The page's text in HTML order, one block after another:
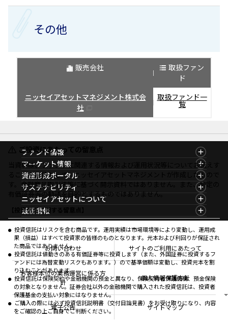
その他
販売会社
取扱ファン
ド
ニッセイアセットマネジメント株式会
社
取扱ファンド一
覧
ご投資にあたっての留意点
当資料は、ファンドに関連する情報および運用状況等についてお伝えす
ることを目的として、ニッセイアセットマネジメントが作成したもので
す。金融商品取引法等に基づく開示資料ではありません。また、特定の
有価証券等の勧誘を目的とするものではありません。
【投資信託に関する留意点】
投資信託はリスクを含む商品です。運用実績は市場環境等により変動し、運用成
果（損益）はすべて投資家の皆様のものとなります。元本および利回りが保証され
た商品ではありません。
投資信託は値動きのある有価証券等に投資します（また、外国証券に投資するフ
ァンドには為替変動リスクもあります。）ので基準価額は変動し、投資元本を割
り込むことがあります。
投資信託は保険契約や金融機関の預金と異なり、保険契約者保護機構、預金保険
の対象となりません。証券会社以外の金融機関で購入された投資信託は、投資者
保護基金の支払い対象にはなりません。
ご購入の際には必ず投資信託説明書（交付目論見書）をお受け取りになり、内容
をご確認の上ご自身でご判断ください。
ファンド情報
ファンド情報TOP
基準価額一覧
ファンド検索
ファンド比較
決算カレンダー
海外休日カレンダー
投資信託新商品のご案内
投資信託償還商品のご案内
ちょこっと3分！ファンドシアター
有価証券届出書の効力の発生の有無について
こだわりのインデックスファンド 購入・換金手数料
なしシリーズ
確定拠出年金について
マーケット情報
マーケット情報TOP
マーケット指数
マーケットレポート
コラム
ファンドレポート
資産形成ポータル
資産形成ポータルTOP
資産形成サービス
Nダイレクト
Goal Navi
資産形成サポート
NAMシティ
お問い合わせ
よくあるご質問
投資の教室
サステナビリティ
サステナビリティTOP
サステナビリティ経営
サステナブル投資
ニッセイアセットについて
ニッセイアセットについてTOP
会社情報
プレスリリース
受賞歴
方針・その他開示情報
採用情報
公式キャラクターのご紹介
最新情報
マーケットニュース
商品ニュース
おしらせ
メディアお問い合わせ サイトのご利用にあたって
お客様本位の業務運営に係る方
針
個人情報保護方針
電子公告 サイトマップ